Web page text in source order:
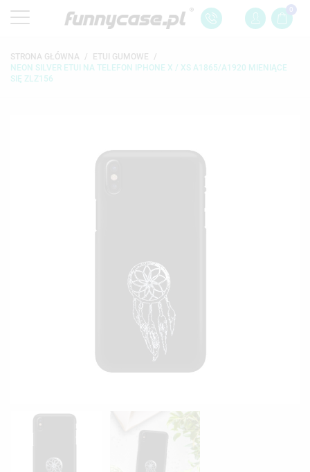
0
STRONA GŁÓWNA
ETUI GUMOWE
NEON SILVER ETUI NA TELEFON IPHONE X / XS A1865/A1920 MIENIĄCE
SIĘ ZLZ156